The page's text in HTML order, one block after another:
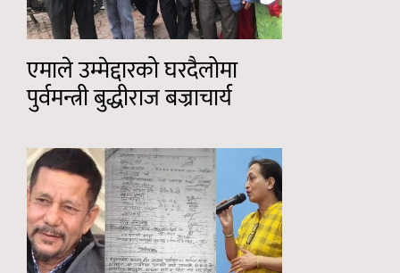
एमाले उम्मेद्दारको घरदैलोमा
पुर्वमन्त्री बुद्धीराज बज्राचार्य